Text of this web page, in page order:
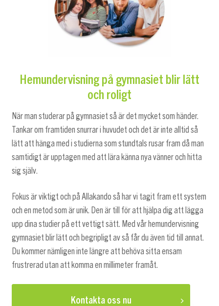
Hemundervisning på gymnasiet blir lätt
och roligt
När man studerar på gymnasiet så är det mycket som händer.
Tankar om framtiden snurrar i huvudet och det är inte alltid så
lätt att hänga med i studierna som stundtals rusar fram då man
samtidigt är upptagen med att lära känna nya vänner och hitta
sig själv.
Fokus är viktigt och på Allakando så har vi tagit fram ett system
och en metod som är unik. Den är till för att hjälpa dig att lägga
upp dina studier på ett vettigt sätt. Med vår hemundervisning
gymnasiet blir lätt och begripligt av så får du även tid till annat.
Du kommer nämligen inte längre att behöva sitta ensam
frustrerad utan att komma en millimeter framåt.
Kontakta oss nu